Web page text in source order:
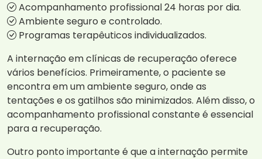
Acompanhamento profissional 24 horas por dia.
Ambiente seguro e controlado.
Programas terapêuticos individualizados.
A internação em clínicas de recuperação oferece
vários benefícios. Primeiramente, o paciente se
encontra em um ambiente seguro, onde as
tentações e os gatilhos são minimizados. Além disso, o
acompanhamento profissional constante é essencial
para a recuperação.
Outro ponto importante é que a internação permite